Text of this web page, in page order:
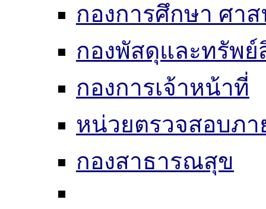
กองการศึกษา ศา
กองพัสดุและทรัพย์
กองการเจ้าหน้าที่
หน่วยตรวจสอบภา
กองสาธารณสุข